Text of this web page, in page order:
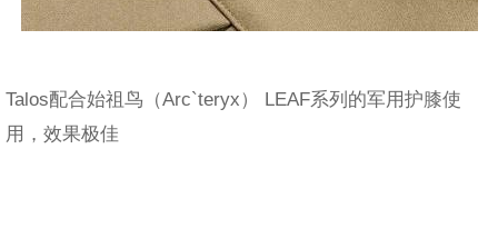
Talos配合始祖鸟（Arc`teryx） LEAF系列的军用护膝使
用，效果极佳